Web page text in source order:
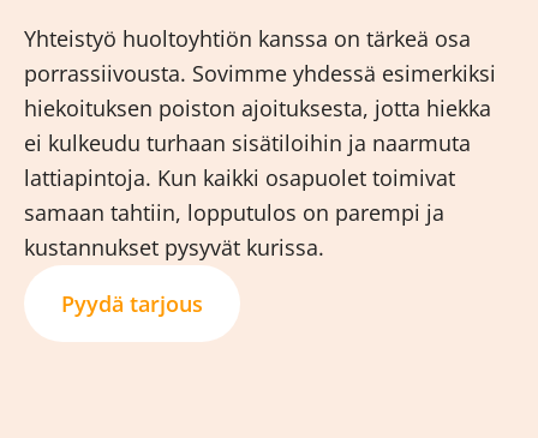
Yhteistyö huoltoyhtiön kanssa on tärkeä osa
porrassiivousta. Sovimme yhdessä esimerkiksi
hiekoituksen poiston ajoituksesta, jotta hiekka
ei kulkeudu turhaan sisätiloihin ja naarmuta
lattiapintoja. Kun kaikki osapuolet toimivat
samaan tahtiin, lopputulos on parempi ja
kustannukset pysyvät kurissa.
Pyydä tarjous